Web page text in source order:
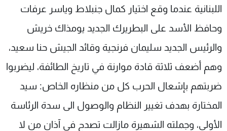
اللبنانية عندما وقع اختيار كمال جنبلاط وياسر عرفات
وحافظ الأسد على البطريرك الجديد يومذاك خريش
والرئيس الجديد سليمان فرنجية وقائد الجيش حنا سعيد،
وهم أضعف ثلاثة قادة موارنة في تاريخ الطائفة، ليضربوا
ضربتهم بإشعال الحرب كل من منظاره الخاص: سيد
المختارة بهدف تغيير النظام والوصول الى سدة الرئاسة
الأولى، وجملته الشهيرة مازالت تصدح في آذان من لا